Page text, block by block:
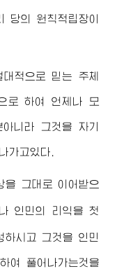
당의 원칙적립장이
적으로 믿는 주체
로 하여 언제나 모
니라 그것을 자기
가고있다.
을 그대로 이어받으
인민의 리익을 첫
시고 그것을 인민
여 풀어나가는것을